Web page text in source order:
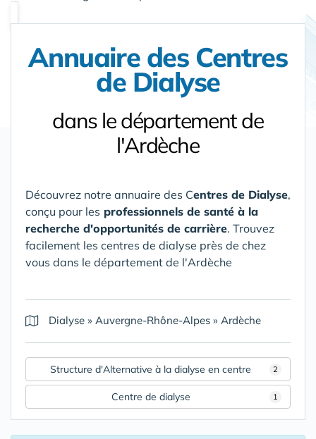
Annuaire des Centres
de Dialyse
dans le département de
l'Ardèche
Découvrez notre annuaire des Centres de Dialyse,
conçu pour les professionnels de santé à la
recherche d'opportunités de carrière. Trouvez
facilement les centres de dialyse près de chez
vous dans le département de l'Ardèche
Dialyse » Auvergne-Rhône-Alpes » Ardèche
2
Structure d'Alternative à la dialyse en centre
1
Centre de dialyse